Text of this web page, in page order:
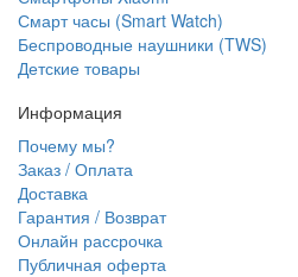
Смарт часы (Smart Watch)
Беспроводные наушники (TWS)
Детские товары
Информация
Почему мы?
Заказ / Оплата
Доставка
Гарантия / Возврат
Онлайн рассрочка
Публичная оферта